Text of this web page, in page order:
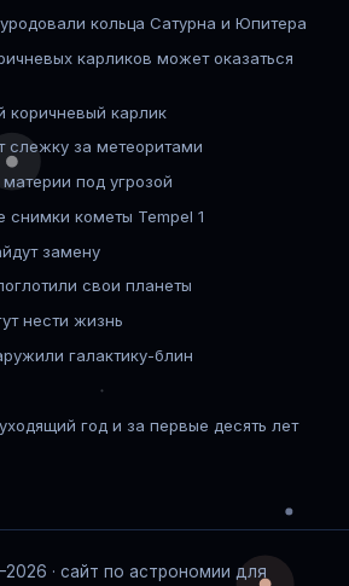
кольца Сатурна и Юпитера
карликов может оказаться
коричневый карлик
слежку за метеоритами
под угрозой
снимки кометы Tempel 1
замену
свои планеты
нести жизнь
галактику-блин
год и за первые десять лет
· сайт по астрономии для